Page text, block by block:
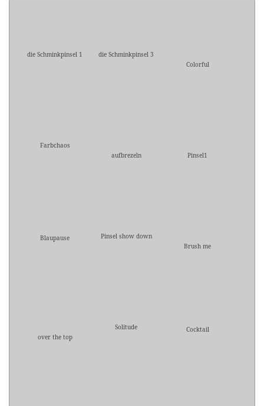
die Schminkpinsel 1
die Schminkpinsel 3
Colorful
Farbchaos
aufbrezeln
Pinsel1
Blaupause
Pinsel show down
Brush me
over the top
Solitude Cocktail